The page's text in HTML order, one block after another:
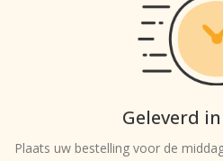
Geleverd
Plaats uw bestelling voor de